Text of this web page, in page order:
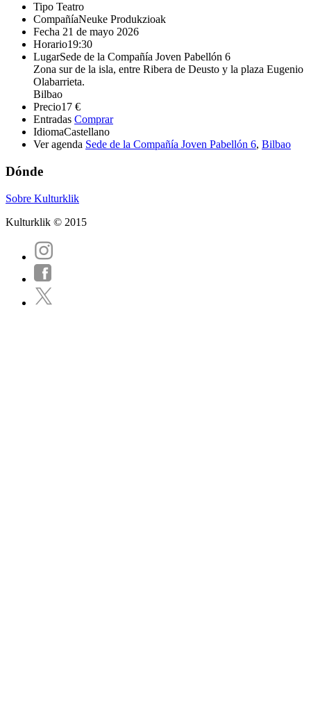
Tipo Teatro
CompañíaNeuke Produkzioak
Fecha 21 de mayo 2026
Horario19:30
LugarSede de la Compañía Joven Pabellón 6
Zona sur de la isla, entre Ribera de Deusto y la plaza Eugenio
Olabarrieta.
Bilbao
Precio17 €
Entradas Comprar
IdiomaCastellano
Ver agenda Sede de la Compañía Joven Pabellón 6, Bilbao
Dónde
Sobre Kulturklik
Kulturklik © 2015